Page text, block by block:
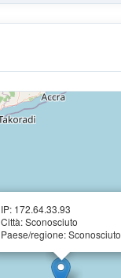
IP: 172.64.33.93
Città: Sconosciuto
Paese/regione: Sconosciuto